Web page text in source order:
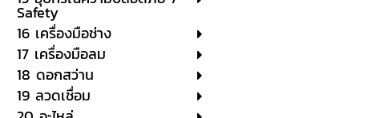
Safety
16 เครื่องมือช่าง
17 เครื่องมือลม
18 ดอกสว่าน
19 ลวดเชื่อม